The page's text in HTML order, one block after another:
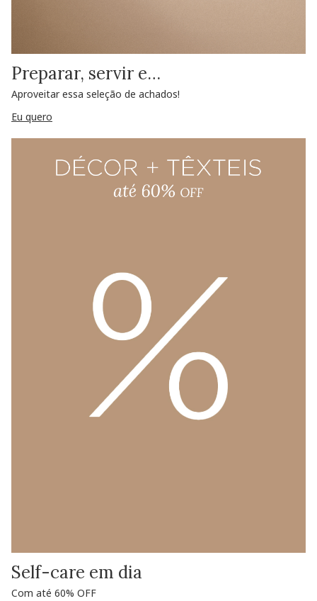
Preparar, servir e…
Aproveitar essa seleção de achados!
Eu quero
Self-care em dia
Com até 60% OFF